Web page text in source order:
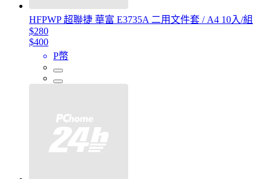
HFPWP 超聯捷 華富 E3735A 二用文件套 / A4 10入/組
$280
$400
P幣